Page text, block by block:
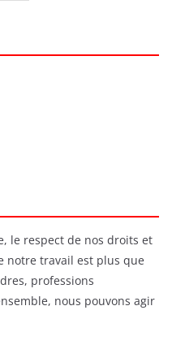
le respect de nos droits et
notre travail est plus que
professions
nous pouvons agir